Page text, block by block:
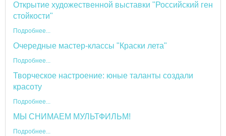
Открытие художественной выставки "Российский ген
стойкости"
Подробнее...
Очередные мастер-классы "Краски лета"
Подробнее...
Творческое настроение: юные таланты создали
красоту
Подробнее...
МЫ СНИМАЕМ МУЛЬТФИЛЬМ!
Подробнее...